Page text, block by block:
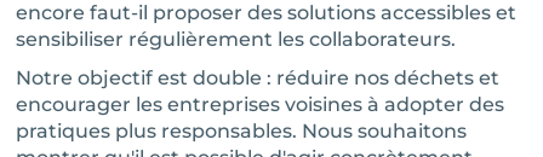
encore faut-il proposer des solutions accessibles et
sensibiliser régulièrement les collaborateurs.
Notre objectif est double : réduire nos déchets et
encourager les entreprises voisines à adopter des
pratiques plus responsables. Nous souhaitons